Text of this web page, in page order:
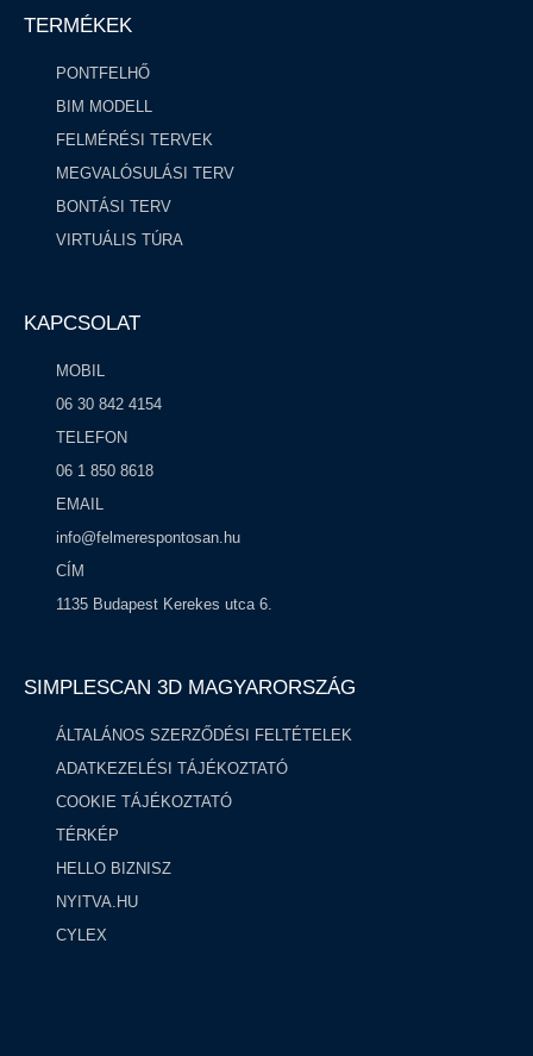
TERMÉKEK
PONTFELHŐ
BIM MODELL
FELMÉRÉSI TERVEK
MEGVALÓSULÁSI TERV
BONTÁSI TERV
VIRTUÁLIS TÚRA
KAPCSOLAT
MOBIL
06 30 842 4154
TELEFON
06 1 850 8618
EMAIL
info@felmerespontosan.hu
CÍM
1135 Budapest Kerekes utca 6.
SIMPLESCAN 3D MAGYARORSZÁG​
ÁLTALÁNOS SZERZŐDÉSI FELTÉTELEK
ADATKEZELÉSI TÁJÉKOZTATÓ
COOKIE TÁJÉKOZTATÓ
TÉRKÉP
HELLO BIZNISZ
NYITVA.HU
CYLEX